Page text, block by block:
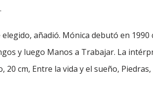
añadió. Mónica debutó en 1990
y luego Manos a Trabajar. La
cm, Entre la vida y el sueño, Piedras,